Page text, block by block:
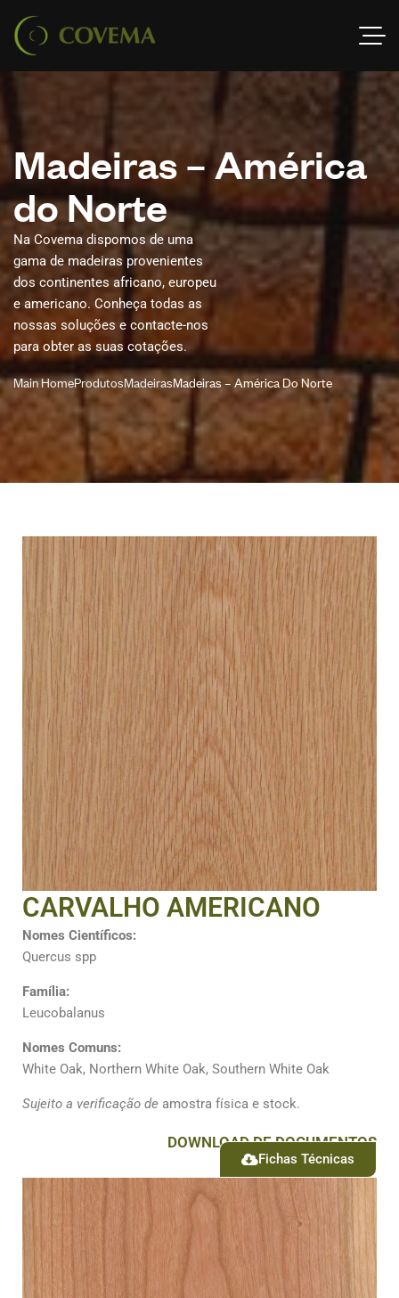
Madeiras –América
doNorte
Na Covema dispomos de uma
gama de madeiras provenientes
dos continentes africano, europeu
e americano. Conheça todas as
nossas soluções e contacte-nos
para obter as suas cotações.
Main HomeProdutosMadeirasMadeiras – América Do Norte
CARVALHO AMERICANO
Nomes Científicos:
Quercus spp
Família:
Leucobalanus
Nomes Comuns:
White Oak, Northern White Oak, Southern White Oak
Sujeito a verificação de amostra física e stock.
DOWNLOAD DE DOCUMENTOS
Fichas Técnicas